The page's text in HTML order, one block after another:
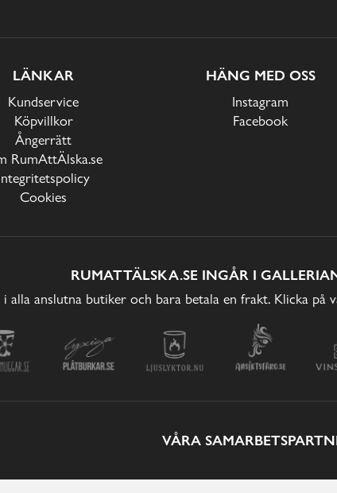
LÄNKAR
Kundservice
Köpvillkor
Ångerrätt
RumAttÄlska.se
Cookies
HÄNG MED OSS
Instagram
Facebook
RUMATTÄLSKA.SE INGÅR I
i alla anslutna butiker och bara betala en frakt. Klicka
VÅRA